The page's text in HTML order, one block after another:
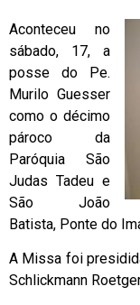
Aconteceu no
sábado, 17, a
posse do Pe.
Murilo Guesser
como o décimo
pároco da
Paróquia São
Judas Tadeu e
São João
Batista, Ponte do
A Missa foi
Schlickmann